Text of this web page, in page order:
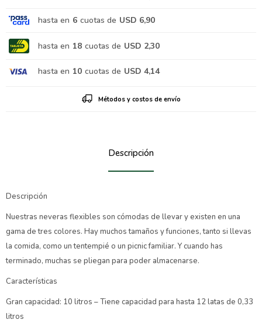
hasta en 6 cuotas de USD 6,90
hasta en 18 cuotas de USD 2,30
hasta en 10 cuotas de USD 4,14
Métodos y costos de envío
Descripción
Descripción
Nuestras neveras flexibles son cómodas de llevar y existen en una
gama de tres colores. Hay muchos tamaños y funciones, tanto si llevas
la comida, como un tentempié o un picnic familiar. Y cuando has
terminado, muchas se pliegan para poder almacenarse.
Características
Gran capacidad: 10 litros – Tiene capacidad para hasta 12 latas de 0,33
litros